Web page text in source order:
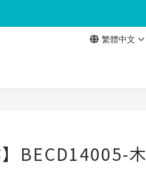
繁體中文
】BECD14005-木